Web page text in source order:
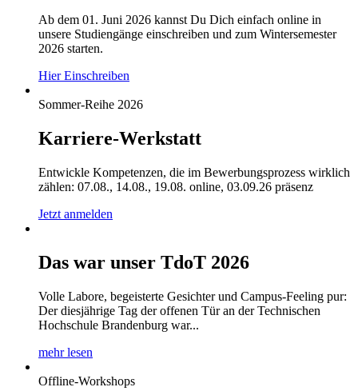
Ab dem 01. Juni 2026 kannst Du Dich einfach online in
unsere Studiengänge einschreiben und zum Wintersemester
2026 starten.
Hier Einschreiben
Sommer-Reihe 2026
Karriere-Werkstatt
Entwickle Kompetenzen, die im Bewerbungsprozess wirklich
zählen: 07.08., 14.08., 19.08. online, 03.09.26 präsenz
Jetzt anmelden
Das war unser TdoT 2026
Volle Labore, begeisterte Gesichter und Campus-Feeling pur:
Der diesjährige Tag der offenen Tür an der Technischen
Hochschule Brandenburg war...
mehr lesen
Offline-Workshops